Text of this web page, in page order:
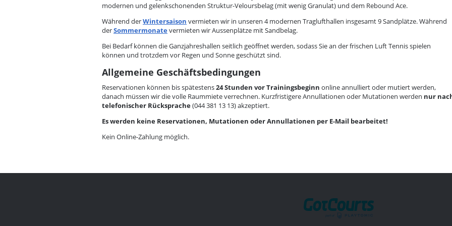
modernen und gelenkschonenden Struktur-Veloursbelag (mit wenig Granulat) und dem Rebound Ace.
Während derWintersaison vermieten wir in unseren 4 modernen Traglufthallen insgesamt 9 Sandplätze. Während
derSommermonatevermieten wir Aussenplätze mit Sandbelag.
Bei Bedarf können die Ganzjahreshallen seitlich geöffnet werden, sodass Sie an der frischen Luft Tennis spielen
können und trotzdem vor Regen und Sonne geschützt sind.
Allgemeine Geschäftsbedingungen
Reservationen können bis spätestens24 Stunden vor Trainingsbeginn online annulliert oder mutiert werden,
danach müssen wir die volle Raummiete verrechnen. Kurzfristigere Annullationen oder Mutationen werden nur
telefonischer Rücksprache(044 381 13 13) akzeptiert.
Es werden keine Reservationen, Mutationen oder Annullationen per E-Mail bearbeitet!
Kein Online-Zahlung möglich.